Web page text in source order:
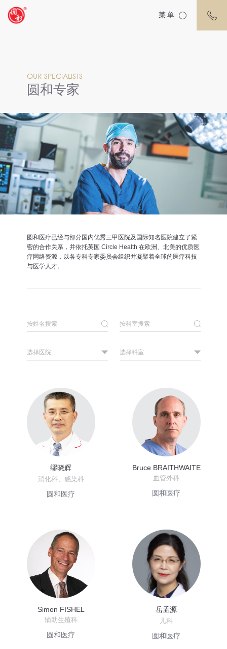
OUR SPECIALISTS
圆和专家
选择医院 选择科室
缪晓辉
消化科、感染科
圆和医疗
Bruce BRAITHWAITE
血管外科
圆和医疗
Simon FISHEL
辅助生殖科
圆和医疗
岳孟源
儿科
圆和医疗
圆和医疗已经与部分国内优秀三甲医院及国际知名医院建立了紧
密的合作关系，并依托英国 Circle Health 在欧洲、北美的优质医
疗网络资源，以各专科专家委员会组织并凝聚着全球的医疗科技
与医学人才。
菜单